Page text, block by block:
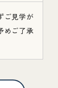
ご見学が
めご了承